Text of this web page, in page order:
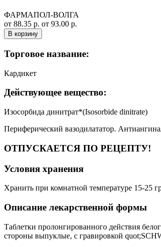
ФАРМАПОЛ-ВОЛГА
от 88.35 р. от 93.00 р.
В корзину
Торговое название:
Кардикет
Действующее вещество:
Изосорбида динитрат*(Isosorbide dinitrate)
Периферический вазодилататор.
ОТПУСКАЕТСЯ ПО РЕЦЕПТУ!
Условия хранения
Хранить при комнатной температуре 15-25
Описание лекарственной формы
Таблетки пролонгированного действия
стороны выпуклые, с гравировкой